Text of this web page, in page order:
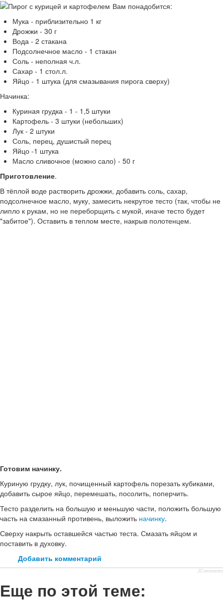
Вам понадобится:
Мука - приблизительно 1 кг
Дрожжи - 30 г
Вода - 2 стакана
Подсолнечное масло - 1 стакан
Соль - неполная ч.л.
Сахар - 1 стол.л.
Яйцо - 1 штука (для смазывания пирога сверху)
Начинка:
Куриная грудка - 1 - 1,5 штуки
Картофель - 3 штуки (небольших)
Лук - 2 штуки
Соль, перец, душистый перец
Яйцо -1 штука
Масло сливочное (можно сало) - 50 г
Приготовление.
В тёплой воде растворить дрожжи, добавить соль, сахар,
подсолнечное масло, муку, замесить некрутое тесто (так, чтобы не
липло к рукам, но не переборщить с мукой, иначе тесто будет
"забитое"). Оставить в теплом месте, накрыв полотенцем.
Готовим начинку.
Куриную грудку, лук, почищенный картофель порезать кубиками,
добавить сырое яйцо, перемешать, посолить, поперчить.
Тесто разделить на большую и меньшую части, положить большую
часть на смазанный противень, выложить начинку.
Сверху накрыть оставшейся частью теста. Смазать яйцом и
поставить в духовку.
Добавить комментарий
JComments
Еще по этой теме: